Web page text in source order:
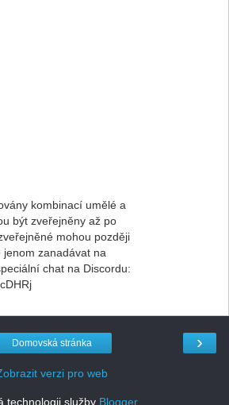
kombinací umělé a
být zveřejněny až po
mohou později
zanadávat na
chat na Discordu:
›
Domovská stránka
verzi pro web
technologii služby Blogger.